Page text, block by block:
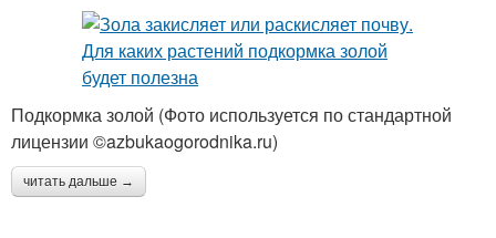
Подкормка золой (Фото используется по стандартной
лицензии ©azbukaogorodnika.ru)
читать дальше →